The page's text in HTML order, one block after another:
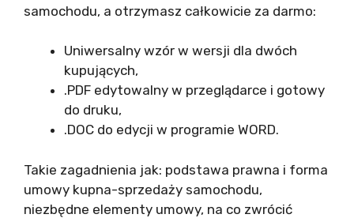
samochodu, a otrzymasz całkowicie za darmo:
Uniwersalny wzór w wersji dla dwóch
kupujących,
.PDF edytowalny w przeglądarce i gotowy
do druku,
.DOC do edycji w programie WORD.
Takie zagadnienia jak: podstawa prawna i forma
umowy kupna-sprzedaży samochodu,
niezbędne elementy umowy, na co zwrócić